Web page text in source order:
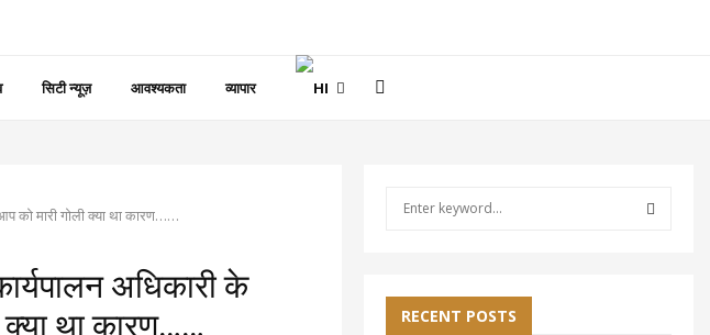
सिटी न्यूज़ आवश्यकता व्यापार
को मारी गोली क्या था कारण……
अधिकारी के
था कारण……
RECENT POSTS